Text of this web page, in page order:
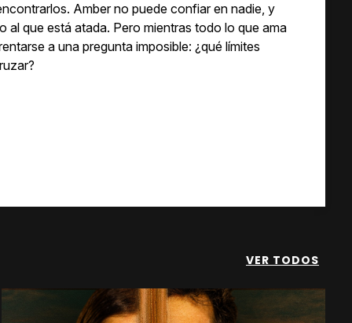
Amber no puede confiar en nadie, y
al que está atada. Pero mientras todo lo que ama
a una pregunta imposible: ¿qué límites
VER TODOS